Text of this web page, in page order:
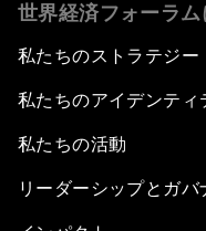
世界経済フォーラム
私たちのストラテジー
私たちのアイデンティ
私たちの活動
リーダーシップとガバ